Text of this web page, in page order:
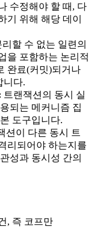
수정해야 할 때, 다
기 위해 해당 데이
할 수 없는 일련의
을 포함하는 논리적
완료(커밋)되거나
니다.
트랜잭션의 동시 실
되는 메커니즘 집
도구입니다.
션이 다른 동시 트
리되어야 하는지를
성과 동시성 간의
, 즉 코프만